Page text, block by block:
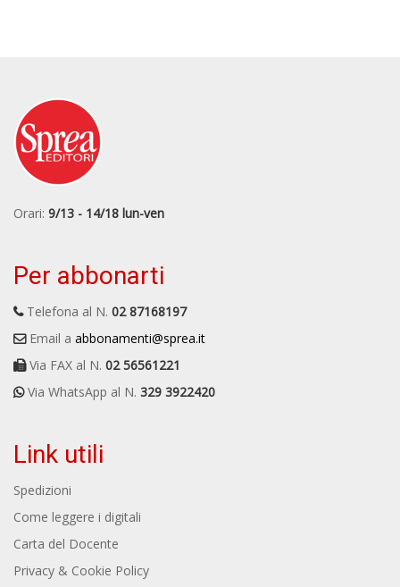
Orari: 9/13 - 14/18 lun-ven
Per abbonarti
Telefona al N. 02 87168197
Email a abbonamenti@sprea.it
Via FAX al N. 02 56561221
Via WhatsApp al N. 329 3922420
Link utili
Spedizioni
Come leggere i digitali
Carta del Docente
Privacy & Cookie Policy